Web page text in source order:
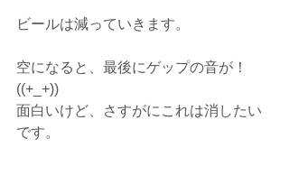
ビールは減っていきます。
空になると、最後にゲップの音が！
((+_+))
面白いけど、さすがにこれは消したい
です。